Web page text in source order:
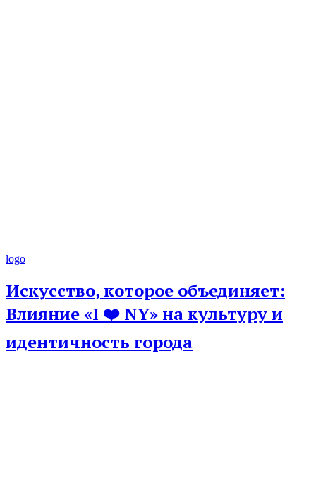
logo
Искусство, которое объединяет:
Влияние «I ❤️ NY» на культуру и
идентичность города